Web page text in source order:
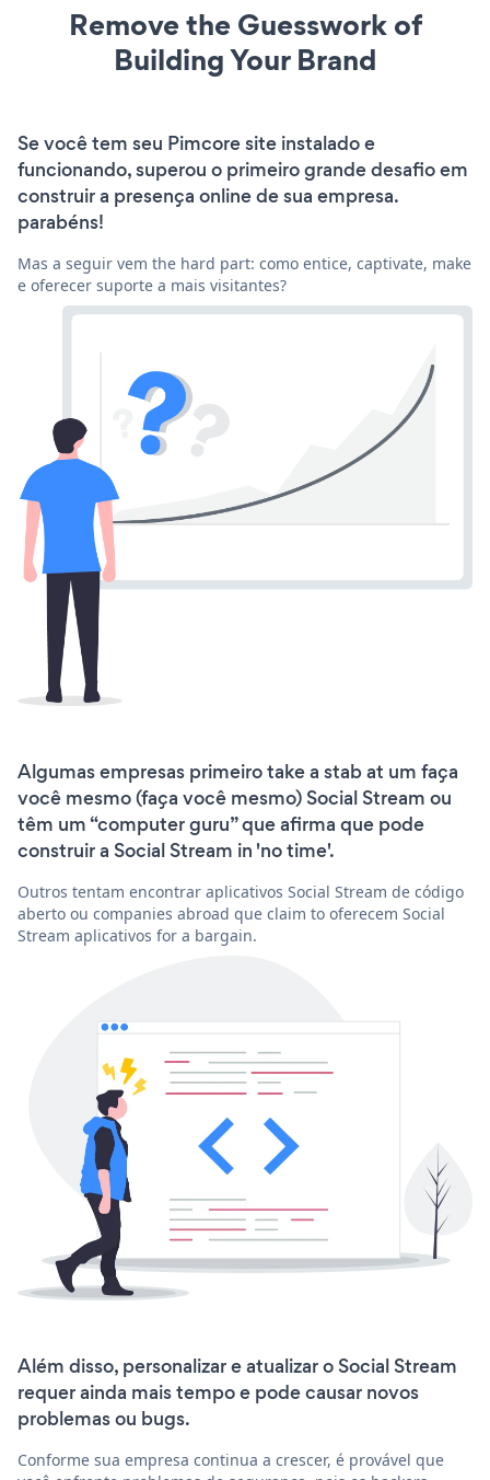
Remove the Guesswork of
Building Your Brand
Se você tem seu Pimcore site instalado e
funcionando, superou o primeiro grande desafio em
construir a presença online de sua empresa.
parabéns!
Mas a seguir vem the hard part: como entice, captivate, make
e oferecer suporte a mais visitantes?
Algumas empresas primeiro take a stab at um faça
você mesmo (faça você mesmo) Social Stream ou
têm um “computer guru” que afirma que pode
construir a Social Stream in 'no time'.
Outros tentam encontrar aplicativos Social Stream de código
aberto ou companies abroad que claim to oferecem Social
Stream aplicativos for a bargain.
Além disso, personalizar e atualizar o Social Stream
requer ainda mais tempo e pode causar novos
problemas ou bugs.
Conforme sua empresa continua a crescer, é provável que